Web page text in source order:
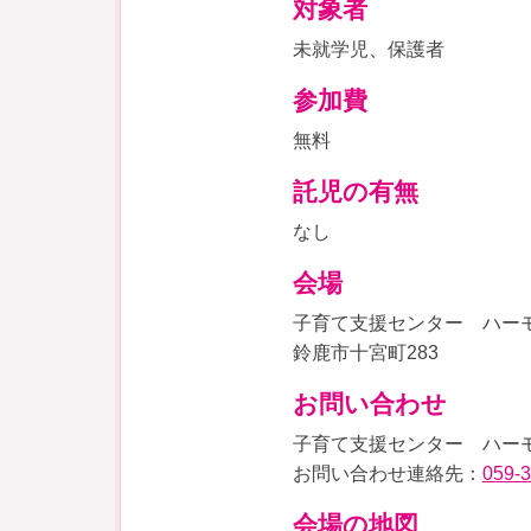
対象者
未就学児、保護者
参加費
無料
託児の有無
なし
会場
子育て支援センター ハー
鈴鹿市十宮町283
お問い合わせ
子育て支援センター ハー
お問い合わせ連絡先： 059-
会場の地図